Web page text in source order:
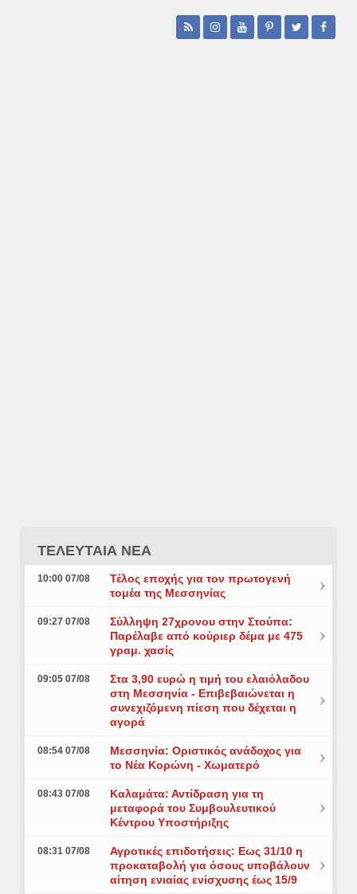
ΤΕΛΕΥΤΑΙΑ ΝΕΑ
10:00 07/08
Τέλος εποχής για τον πρωτογενή
τομέα της Μεσσηνίας
09:27 07/08
Σύλληψη 27χρονου στην Στούπα:
Παρέλαβε από κούριερ δέμα με 475
γραμ. χασίς
09:05 07/08
Στα 3,90 ευρώ η τιμή του ελαιόλαδου
στη Μεσσηνία - Επιβεβαιώνεται η
συνεχιζόμενη πίεση που δέχεται η
αγορά
08:54 07/08
Μεσσηνία: Οριστικός ανάδοχος για
το Νέα Κορώνη - Χωματερό
08:43 07/08
Καλαμάτα: Αντίδραση για τη
μεταφορά του Συμβουλευτικού
Κέντρου Υποστήριξης
08:31 07/08
Αγροτικές επιδοτήσεις: Εως 31/10 η
προκαταβολή για όσους υποβάλουν
αίτηση ενιαίας ενίσχυσης έως 15/9